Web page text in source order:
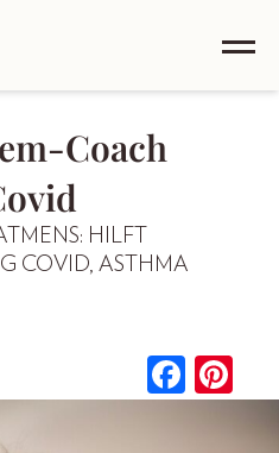
Coach
HILFT
COVID, ASTHMA